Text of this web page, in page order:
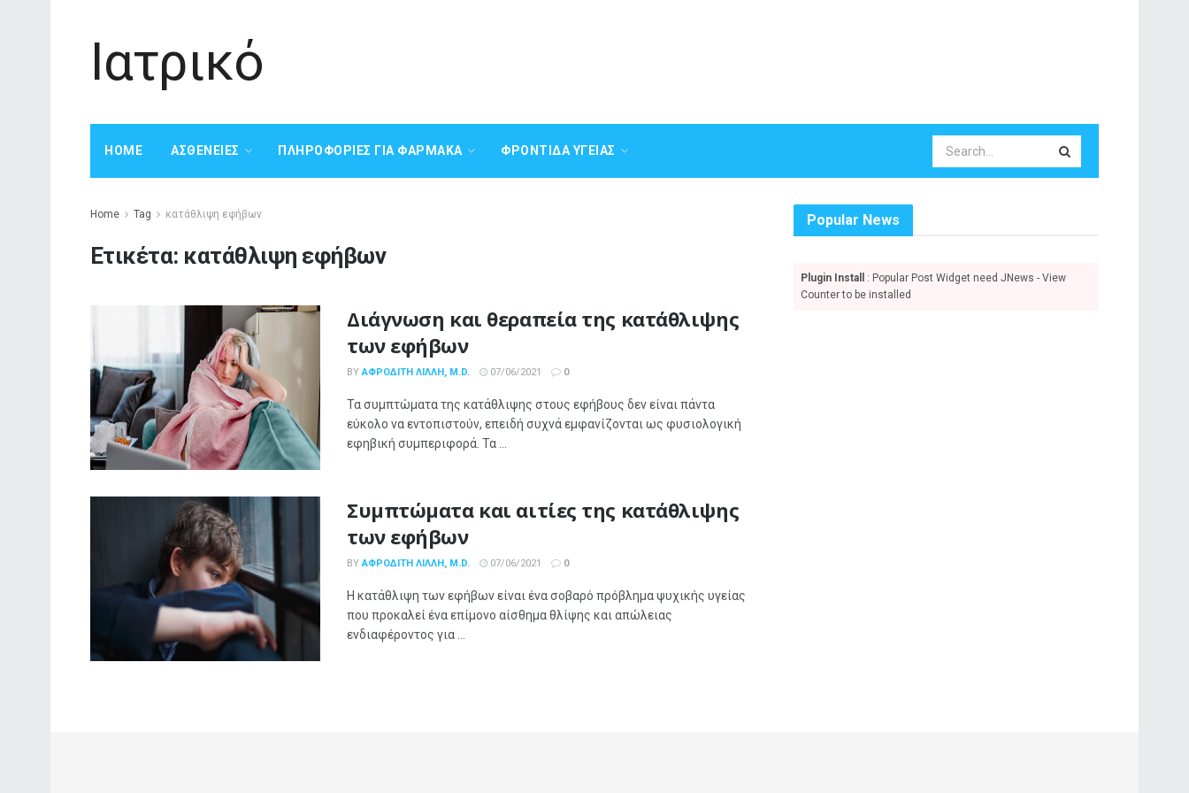
Ιατρικό
HOME ΑΣΘΈΝΕΙΕΣ ΠΛΗΡΟΦΟΡΊΕΣ ΓΙΑ ΦΆΡΜΑΚΑ ΦΡΟΝΤΊΔΑ ΥΓΕΊΑΣ
Home Tag κατάθλιψη εφήβων
Ετικέτα: κατάθλιψη εφήβων
Διάγνωση και θεραπεία της κατάθλιψης
των εφήβων
BY ΑΦΡΟΔΊΤΗ ΛΙΛΛΉ, M.D. 07/06/2021 0
Τα συμπτώματα της κατάθλιψης στους εφήβους δεν είναι πάντα
εύκολο να εντοπιστούν, επειδή συχνά εμφανίζονται ως φυσιολογική
εφηβική συμπεριφορά. Τα ...
Συμπτώματα και αιτίες της κατάθλιψης
των εφήβων
BY ΑΦΡΟΔΊΤΗ ΛΙΛΛΉ, M.D. 07/06/2021 0
Η κατάθλιψη των εφήβων είναι ένα σοβαρό πρόβλημα ψυχικής υγείας
που προκαλεί ένα επίμονο αίσθημα θλίψης και απώλειας
ενδιαφέροντος για ...
Popular News
Plugin Install
: Popular Post Widget need JNews - View
Counter to be installed